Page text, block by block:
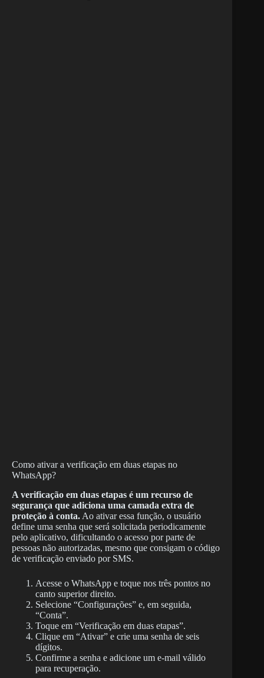
Como ativar a verificação em duas etapas no
WhatsApp?
A verificação em duas etapas é um recurso de
segurança que adiciona uma camada extra de
proteção à conta. Ao ativar essa função, o usuário
define uma senha que será solicitada periodicamente
pelo aplicativo, dificultando o acesso por parte de
pessoas não autorizadas, mesmo que consigam o código
de verificação enviado por SMS.
Acesse o WhatsApp e toque nos três pontos no
canto superior direito.
Selecione “Configurações” e, em seguida,
“Conta”.
Toque em “Verificação em duas etapas”.
Clique em “Ativar” e crie uma senha de seis
dígitos.
Confirme a senha e adicione um e-mail válido
para recuperação.